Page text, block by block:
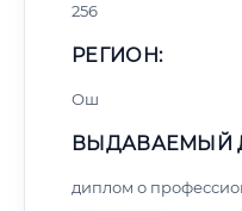
256
РЕГИОН:
Ош
ВЫДАВАЕМЫЙ
диплом о